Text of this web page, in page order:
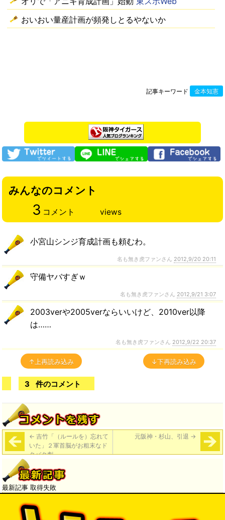
おいおい量産計画が頻発しとるやないか
記事キーワード 金本知憲
みんなのコメント
3 コメント views
小宮山シンジ育成計画も頼むわ。
名も無き虎ファンさん 2012,9/20 20:11
守備ヤバすぎｗ
名も無き虎ファンさん 2012,9/21 3:07
2003verや2005verならいいけど、2010ver以降
は……
名も無き虎ファンさん 2012,9/22 20:37
↑上再読み込み ↓下再読み込み
3 件のコメント
← 吉竹「（ルールを）忘れて
いた」２軍首脳がお粗末なド
タバタ劇
元阪神・杉山、引退 →
最新記事 取得失敗